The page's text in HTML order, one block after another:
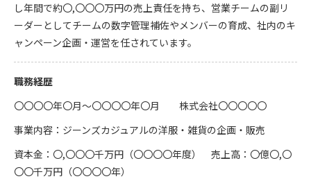
し年間で約〇,〇〇〇万円の売上責任を持ち、営業チームの副リ
ーダーとしてチームの数字管理補佐やメンバーの育成、社内のキ
ャンペーン企画・運営を任されています。
職務経歴
〇〇〇〇年〇月～〇〇〇〇年〇月 株式会社〇〇〇〇〇
事業内容：ジーンズカジュアルの洋服・雑貨の企画・販売
資本金：〇,〇〇〇千万円（〇〇〇〇年度） 売上高：〇億〇,〇
〇〇千万円（〇〇〇〇年）